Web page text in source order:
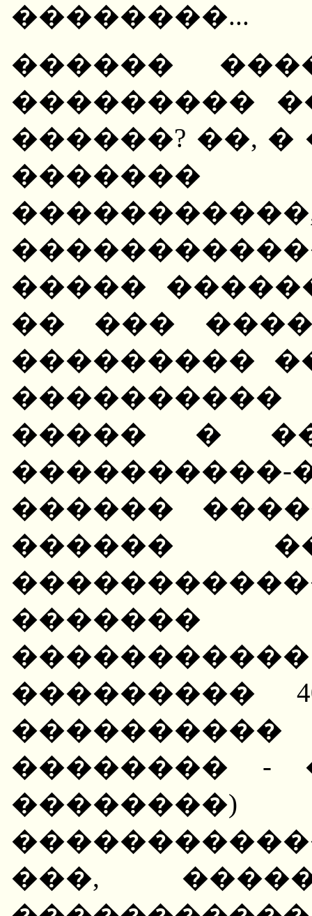
��������...
������
���������
������? ��,
�������
�����
�� ���
���������
����� �
����������-
������
������
�������
���������
�������� -
���,